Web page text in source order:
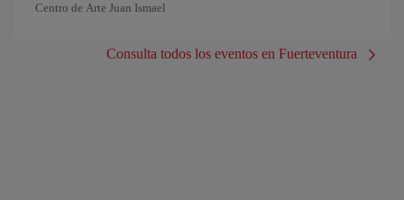
Centro de Arte Juan Ismael
Consulta todos los eventos en Fuerteventura